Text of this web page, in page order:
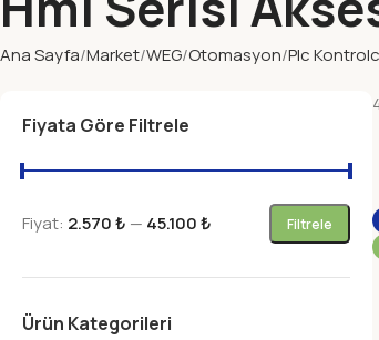
Ana Sayfa Market WEG Otomasyon Plc
Fiyata Göre Filtrele
Filtrele
Fiyat: 2.570 ₺ — 45.100 ₺
Ürün Kategorileri